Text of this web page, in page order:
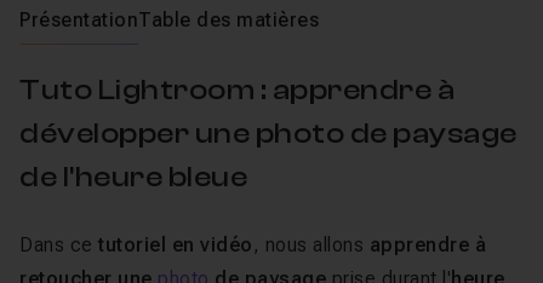
PrésentationTable des matières
Tuto Lightroom : apprendre à
développer une photo de paysage
de l'heure bleue
Dans ce tutoriel en vidéo , nous allons apprendre à